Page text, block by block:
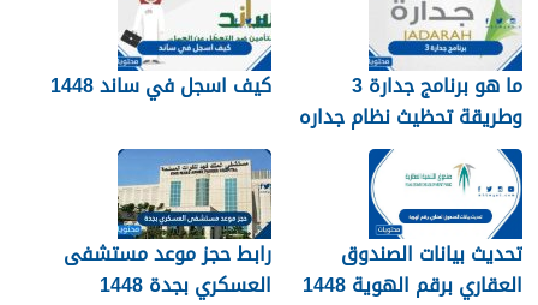
ما هو برنامج جدارة 3
وطريقة تحظيث نظام جداره
1448
كيف اسجل في ساند 1448
تحديث بيانات الصندوق
العقاري برقم الهوية 1448
رابط حجز موعد مستشفى
العسكري بجدة 1448